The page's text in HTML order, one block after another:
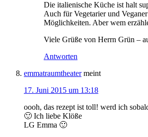
Die italienische Küche ist halt
Auch für Vegetarier und
Möglichkeiten. Aber wem
Viele Grüße von Herrn Grün –
Antworten
emmatraumtheater meint
17. Juni 2015 um 13:18
oooh, das rezept ist toll! werd ich
🙂 Ich liebe Klöße
LG Emma 🙂